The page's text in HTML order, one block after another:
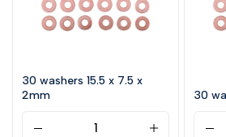
30 washers 15.5 x 7.5 x
2mm
30